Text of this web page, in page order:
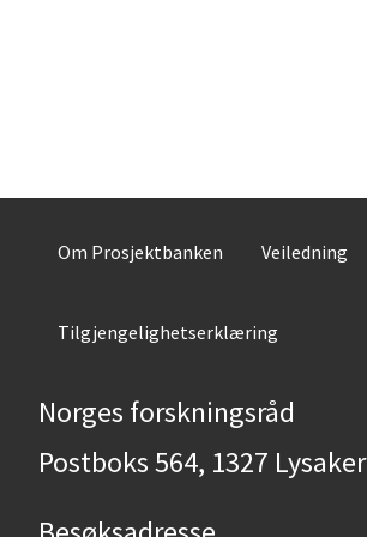
Om Prosjektbanken Veiledning
Tilgjengelighetserklæring
Norges forskningsråd
Postboks 564, 1327 Lysaker